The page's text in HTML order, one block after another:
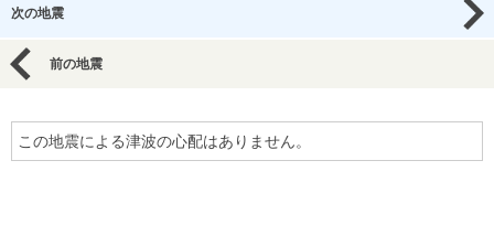
次の地震
前の地震
この地震による津波の心配はありません。